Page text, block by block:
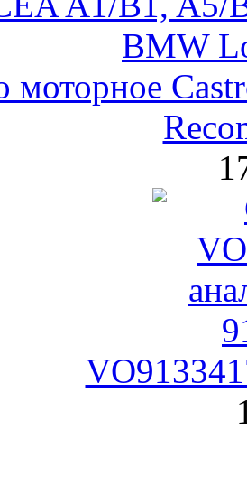
моторное